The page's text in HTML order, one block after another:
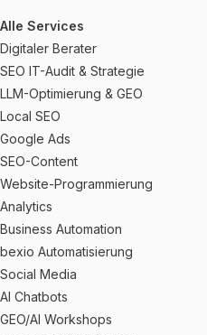
Alle Services
Digitaler Berater
SEO IT-Audit & Strategie
LLM-Optimierung & GEO
Local SEO
Google Ads
SEO-Content
Website-Programmierung
Analytics
Business Automation
bexio Automatisierung
Social Media
AI Chatbots
GEO/AI Workshops